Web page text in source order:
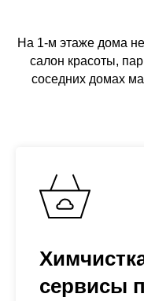
На 1-м этаже дома
салон красоты,
соседних домах
сервисы